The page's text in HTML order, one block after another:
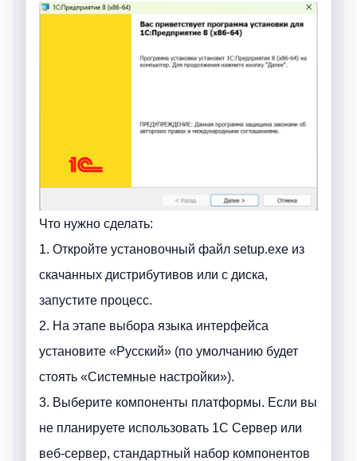
Что нужно сделать:
1. Откройте установочный файл setup.exe из
скачанных дистрибутивов или с диска,
запустите процесс.
2. На этапе выбора языка интерфейса
установите «Русский» (по умолчанию будет
стоять «Системные настройки»).
3. Выберите компоненты платформы. Если вы
не планируете использовать 1С Сервер или
веб-сервер, стандартный набор компонентов